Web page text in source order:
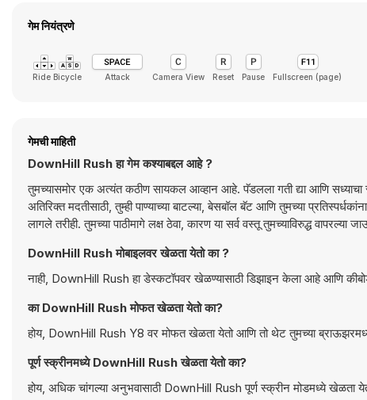
गेम नियंत्रणे
Ride Bicycle Attack Camera View Reset Pause Fullscreen (page)
गेमची माहिती
DownHill Rush हा गेम कश्याबद्दल आहे ?
तुमच्यासमोर एक अत्यंत कठीण सायकल आव्हान आहे. पॅडलला गती द्या आणि सध्याचा
अतिरिक्त मदतीसाठी, तुम्ही पाण्याच्या बाटल्या, बेसबॉल बॅट आणि तुमच्या
लागले तरीही. तुमच्या पाठीमागे लक्ष ठेवा, कारण या सर्व वस्तू तुमच्याविरुद्ध वापरल्या
DownHill Rush मोबाइलवर खेळता येतो का ?
नाही, DownHill Rush हा डेस्कटॉपवर खेळण्यासाठी डिझाइन केला आहे
का DownHill Rush मोफत खेळता येतो का?
होय, DownHill Rush Y8 वर मोफत खेळता येतो आणि तो थेट तुमच्या
पूर्ण स्क्रीनमध्ये DownHill Rush खेळता येतो का?
होय, अधिक चांगल्या अनुभवासाठी DownHill Rush पूर्ण स्क्रीन मोडमध्ये खेळता